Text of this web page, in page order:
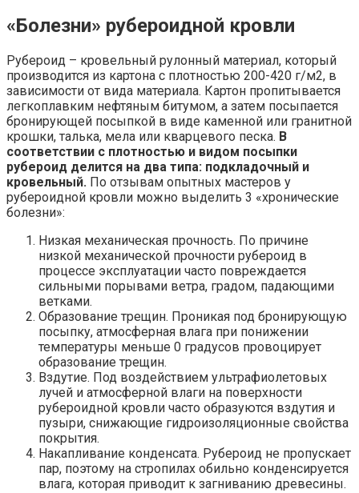
«Болезни» рубероидной кровли
Рубероид – кровельный рулонный материал, который
производится из картона с плотностью 200-420 г/м2, в
зависимости от вида материала. Картон пропитывается
легкоплавким нефтяным битумом, а затем посыпается
бронирующей посыпкой в виде каменной или гранитной
крошки, талька, мела или кварцевого песка. В
соответствии с плотностью и видом посыпки
рубероид делится на два типа: подкладочный и
кровельный. По отзывам опытных мастеров у
рубероидной кровли можно выделить 3 «хронические
болезни»:
Низкая механическая прочность. По причине
низкой механической прочности рубероид в
процессе эксплуатации часто повреждается
сильными порывами ветра, градом, падающими
ветками.
Образование трещин. Проникая под бронирующую
посыпку, атмосферная влага при понижении
температуры меньше 0 градусов провоцирует
образование трещин.
Вздутие. Под воздействием ультрафиолетовых
лучей и атмосферной влаги на поверхности
рубероидной кровли часто образуются вздутия и
пузыри, снижающие гидроизоляционные свойства
покрытия.
Накапливание конденсата. Рубероид не пропускает
пар, поэтому на стропилах обильно конденсируется
влага, которая приводит к загниванию древесины.